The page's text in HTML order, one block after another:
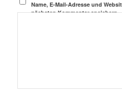
Name, E-Mail-Adresse und
nächsten Kommentar speichern.